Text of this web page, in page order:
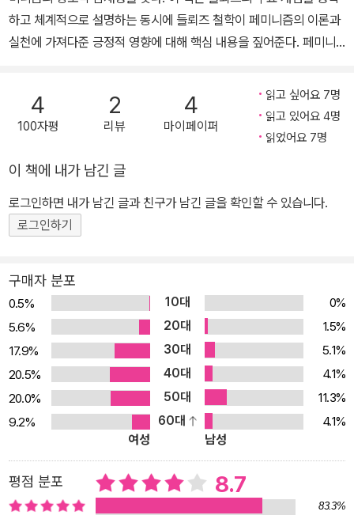
하고 체계적으로 설명하는 동시에 들뢰즈 철학이 페미니즘의 이론과
실천에 가져다준 긍정적 영향에 대해 핵심 내용을 짚어준다. 페미니
개하는 이 책은 그래서 난해하기로 유명한 들뢰즈 철학을 토대로 하
고 있지만 이해하기가 어렵지 않다. 이 책은 들뢰즈의 작업이 어떻게
페미니즘 이론에 충격을 주어 성차(sexual difference)에 대한 새로
으로 의미하는 바가 무엇인지에 관심을 둔다. 즉 들뢰즈의 작업이 지
속적으로 여성이나 젠더에 관심을 두었기 때문이 아니라 계몽주의 이
후 여성을 억압해 온 철학 체계를 무너뜨렸기 때문에 페미니즘 이론
에 유용하다고 본다. 들뢰즈의 작업은 철학을 구성하는 의미 체계를
하고 물질적으로 재창조하는 작업에도 유용하다. 이 책은 들뢰즈의
작업이 어떻게 페미니즘 이론 내에서 새로운 사유를 가능하게 하는지
에 관심이 있으며, 또 들뢰즈 철학이 페미니즘 논쟁에 가져다줄 활력
을 모색한다. 들뢰즈의 작업에 대한 대안적 종류의 질문을 던짐으로
써 페미니즘 이론이 들뢰즈 독해 방식을 어떻게 변화시켰는지도 살핀
다. 사유하고, 창조하고, 살아가는 새로운 방식에 대하여 여성이나 소
수자 불평등이 구조적인 문제로 받아들여지지 않고 젠더를 정치적으
로 활용하는 한국의 정치 현실에서 들뢰즈와 가타리의 여러 철학 개
념은 시사하는 바가 크다. 무엇보다 들뢰즈주의 페미니즘은 젠더 정
치가 어떤 페미니즘 운동에서든 그 자체로서 목적이 될 수 없음을 보
여준다. 젠더 정치에 휘둘리는 현실에서 들뢰즈주의 페미니즘이 지
4
100자평
2
리뷰
4
마이페이퍼
읽고 싶어요 7명
읽고 있어요 4명
읽었어요 7명
이 책에 내가 남긴 글
로그인하면 내가 남긴 글과 친구가 남긴 글을 확인할 수 있습니다.
로그인하기
구매자 분포
0.5% 10대
0%
5.6%
20대
1.5%
17.9%
30대
5.1%
20.5%
40대
4.1%
20.0%
50대
11.3%
9.2%
60대
4.1%
여성
남성
평점 분포 8.7
83.3%